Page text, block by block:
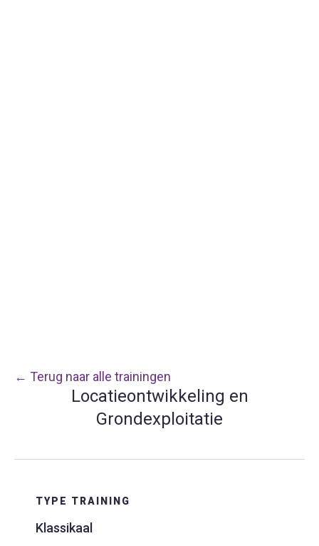
← Terug naar alle trainingen
Locatieontwikkeling en
Grondexploitatie
TYPE TRAINING
Klassikaal